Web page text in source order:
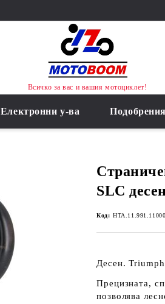
Всичко за вас и вашия мотоциклет!
Електронни у-ва Подобрения
SLC
Код: HTA.11.991.11000
Десен.
Прецизната,
позволява